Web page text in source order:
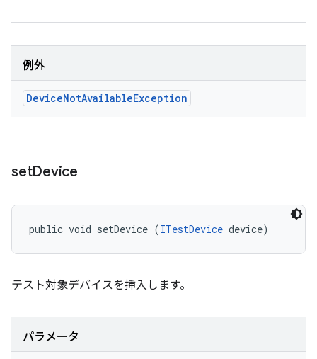
例外
DeviceNotAvailableException
setDevice
public void setDevice (ITestDevice device)
テスト対象デバイスを挿入します。
パラメータ